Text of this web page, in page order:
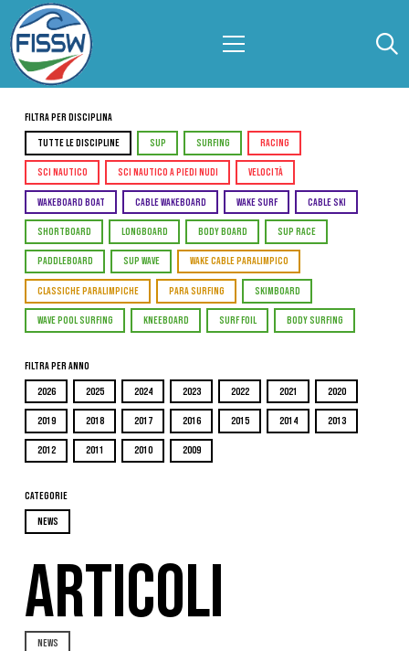
Filtra per Disciplina
TUTTE LE DISCIPLINE SUP SURFING RACING
SCI NAUTICO SCI NAUTICO A PIEDI NUDI VELOCITÀ
WAKEBOARD BOAT CABLE WAKEBOARD WAKE SURF CABLE SKI
SHORTBOARD LONGBOARD BODY BOARD SUP RACE
PADDLEBOARD SUP WAVE WAKE CABLE PARALIMPICO
CLASSICHE PARALIMPICHE PARA SURFING SKIMBOARD
WAVE POOL SURFING KNEEBOARD SURF FOIL BODY SURFING
Filtra per Anno
2026 2025 2024 2023 2022 2021 2020
2019 2018 2017 2016 2015 2014 2013
2012 2011 2010 2009
Categorie
NEWS
ARTICOLI
NEWS